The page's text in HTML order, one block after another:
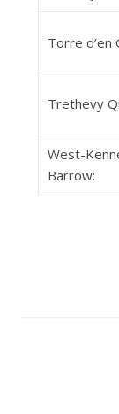
Torre d’en
Trethevy
West-
Barrow: